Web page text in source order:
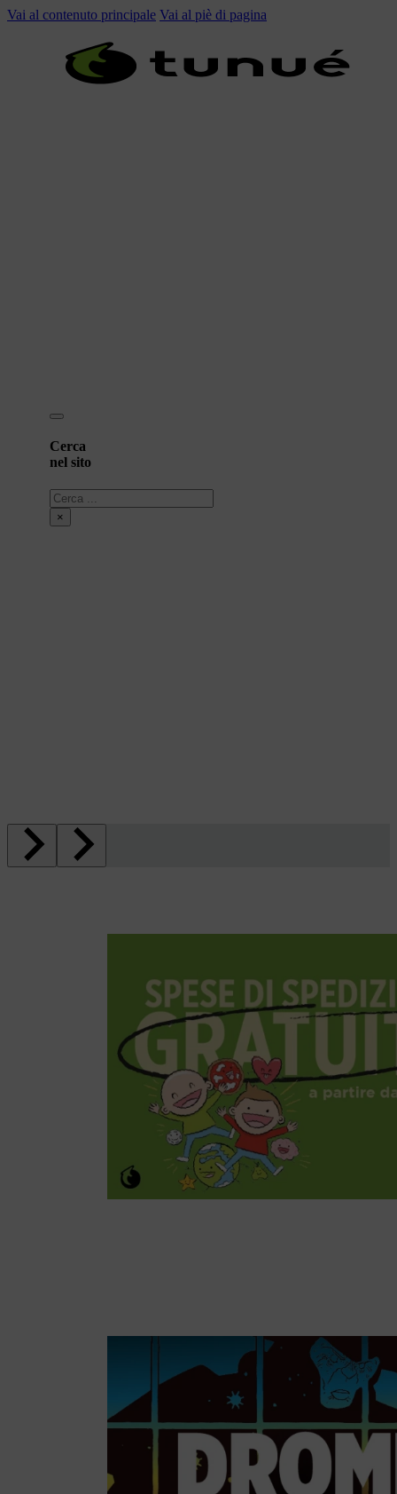
Vai al contenuto principale Vai al piè di pagina
Cerca
nel sito
Cerca
×